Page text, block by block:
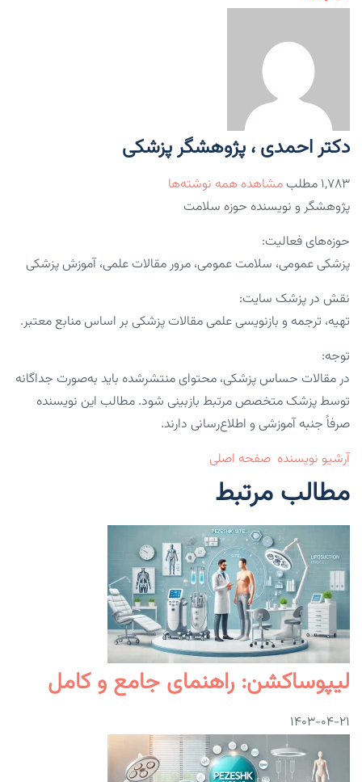
دکتر احمدی ، پژوهشگر پزشکی
۱,۷۸۳ مطلب
مشاهده همه نوشته‌ها
پژوهشگر و نویسنده حوزه سلامت
حوزه‌های فعالیت:
پزشکی عمومی، سلامت عمومی، مرور مقالات علمی، آموزش پزشکی
نقش در پزشک سایت:
تهیه، ترجمه و بازنویسی علمی مقالات پزشکی بر اساس منابع معتبر.
توجه:
در مقالات حساس پزشکی، محتوای منتشرشده باید به‌صورت جداگانه
توسط پزشک متخصص مرتبط بازبینی شود. مطالب این نویسنده
صرفاً جنبه آموزشی و اطلاع‌رسانی دارند.
آرشیو نویسنده صفحه اصلی
مطالب مرتبط
لیپوساکشن: راهنمای جامع و کامل
۱۴۰۳-۰۴-۲۱